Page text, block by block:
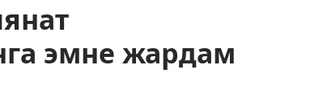
эмне жардам